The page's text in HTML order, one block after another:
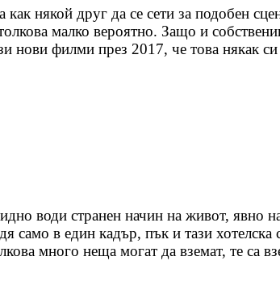
някой друг да се сети за подобен
малко вероятно. Защо и
нови филми през 2017, че това някак си
води странен начин на живот,
само в един кадър, пък и тази
много неща могат да вземат, те са